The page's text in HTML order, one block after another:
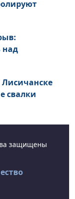
над
свалки
защищены